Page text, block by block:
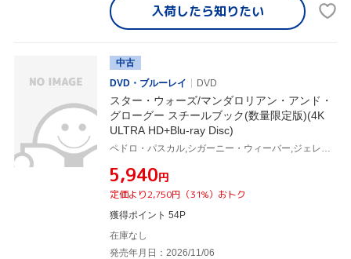
入荷したら知りたい
中古
DVD・ブルーレイ
DVD
スター・ウォーズ/マンダロリアン・アンド・
グローグー スチールブック(数量限定版)(4K
ULTRA HD+Blu-ray Disc)
¥5,940円
定価より2,750円（31%）おトク
獲得ポイント 54P
在庫なし
発売年月日：2026/11/06